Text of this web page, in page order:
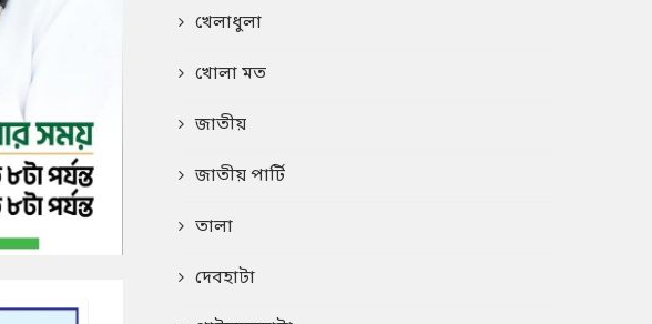
খেলাধুলা
খোলা মত
জাতীয়
জাতীয় পার্টি
তালা
দেবহাটা